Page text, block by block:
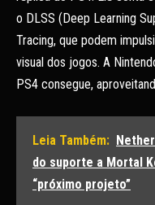
o DLSS (Deep Learning
Tracing, que podem
visual dos jogos. A
PS4 consegue,
Leia Também:
do suporte a Mortal
“próximo projeto”